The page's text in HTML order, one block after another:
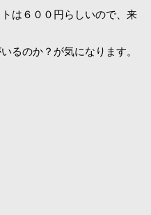
は６００円らしいので、来
るのか？が気になります。